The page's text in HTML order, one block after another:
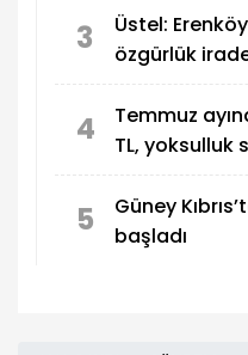
3
Üstel: Erenköy
özgürlük
4
Temmuz
TL, yoksulluk
5
Güney
başladı